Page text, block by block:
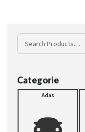
Categorie
Adas